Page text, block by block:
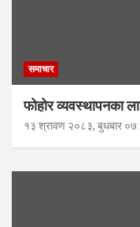
समाचार
फोहोर व्यवस्थापनका
१३ श्रावण २०८३, बुधबार